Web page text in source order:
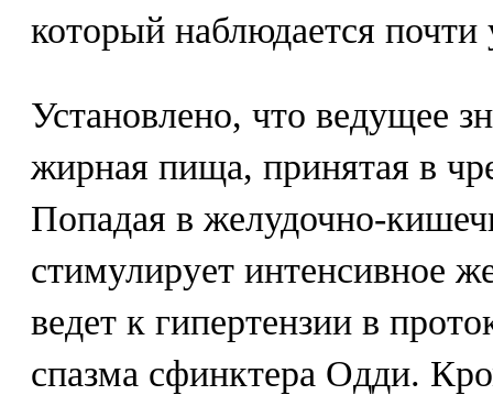
который наблюдается
Установлено, что ведущее
жирная пища, принятая в
Попадая в желудочно-
стимулирует интенсивное
ведет к гипертензии в
спазма сфинктера Одди.